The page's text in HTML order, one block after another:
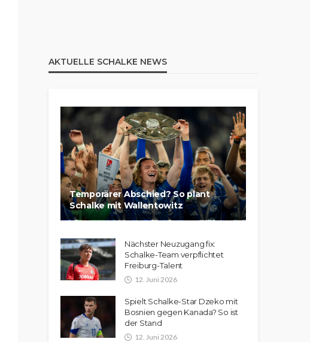
AKTUELLE SCHALKE NEWS
Temporärer Abschied? So plant
Schalke mit Wallentowitz
Nächster Neuzugang fix:
Schalke-Team verpflichtet
Freiburg-Talent
12. Juni 2026
Spielt Schalke-Star Dzeko mit
Bosnien gegen Kanada? So ist
der Stand
12. Juni 2026